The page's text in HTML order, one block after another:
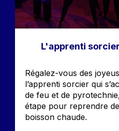
L'apprenti
Régalez-vous des
l’apprenti sorcier qui
de feu et de
étape pour reprendre
boisson chaude.